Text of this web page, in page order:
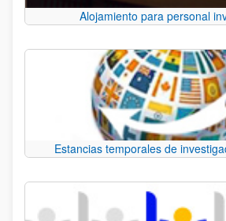
Alojamiento para personal
Estancias temporales de